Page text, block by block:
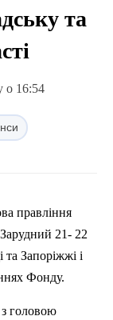
та
о 16:54
правління
21- 22
Запоріжжі і
Фонду.
головою